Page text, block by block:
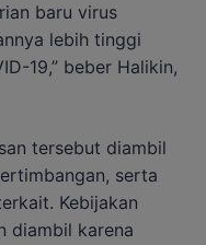
baru virus
lebih tinggi
19,” beber Halikin,
tersebut diambil
serta
Kebijakan
diambil karena